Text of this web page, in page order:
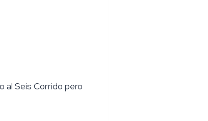
al Seis Corrido pero